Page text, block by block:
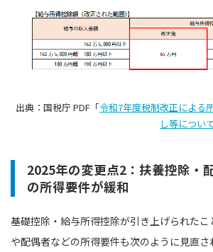
出典：国税庁 PDF「令和7年度税制改正による
し等につい
2025年の変更点2：扶養控除・
の所得要件が緩和
基礎控除・給与所得控除が引き上げられたこ
や配偶者などの所得要件も次のように見直さ